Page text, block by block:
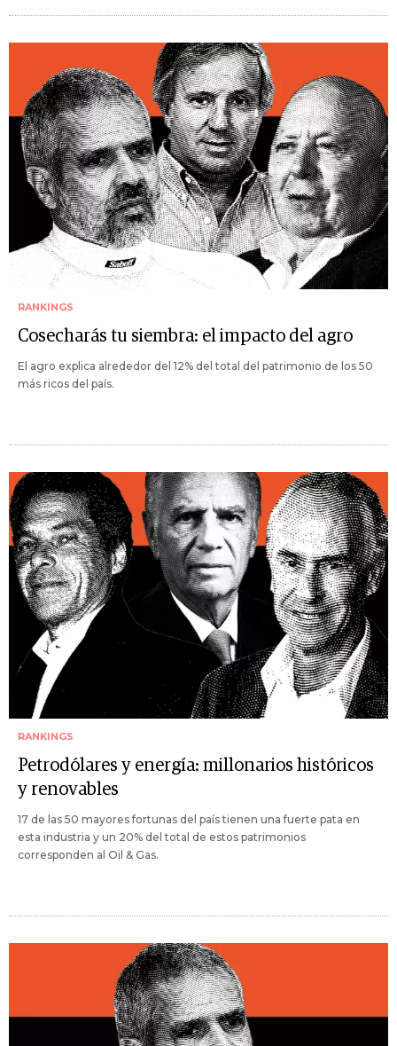
RANKINGS
Cosecharás tu siembra: el impacto del agro
El agro explica alrededor del 12% del total del patrimonio de los 50
más ricos del país.
RANKINGS
Petrodólares y energía: millonarios históricos
y renovables
17 de las 50 mayores fortunas del país tienen una fuerte pata en
esta industria y un 20% del total de estos patrimonios
corresponden al Oil & Gas.